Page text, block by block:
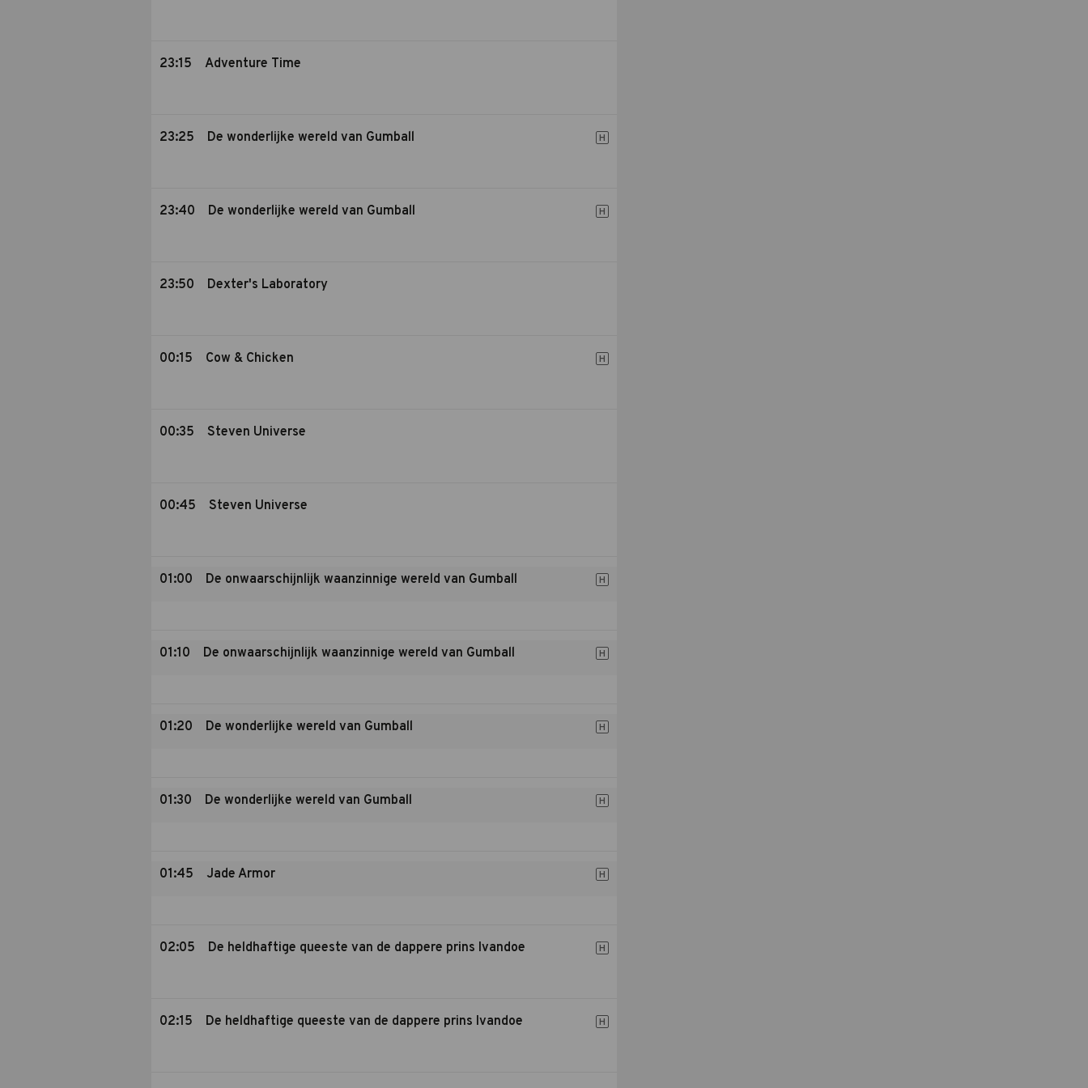
23:15 Adventure Time
23:25 De wonderlijke wereld van Gumball H
23:40 De wonderlijke wereld van Gumball H
23:50 Dexter's Laboratory
00:15 Cow & Chicken H
00:35 Steven Universe
00:45 Steven Universe
01:00 De onwaarschijnlijk waanzinnige wereld van Gumball H
01:10 De onwaarschijnlijk waanzinnige wereld van Gumball H
01:20 De wonderlijke wereld van Gumball H
01:30 De wonderlijke wereld van Gumball H
01:45 Jade Armor H
02:05 De heldhaftige queeste van de dappere prins Ivandoe H
02:15 De heldhaftige queeste van de dappere prins Ivandoe H